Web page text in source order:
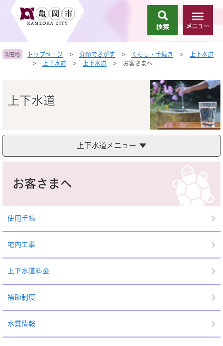
頭
飛
索
メ
ニ
ー
現在地 トップページ > 分類でさがす > くらし・手続き >
上下水道
>
上下水道 > 上下水道 > お客さまへ
上下水道
上下水道メニュー
お客さまへ
使用手続
宅内工事
上下水道料金
補助制度
水質情報